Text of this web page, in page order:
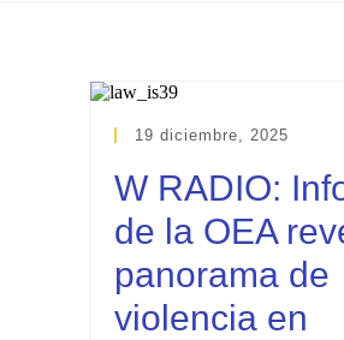
19 diciembre, 2025
W RADIO:
de la OEA
panorama de
violencia en